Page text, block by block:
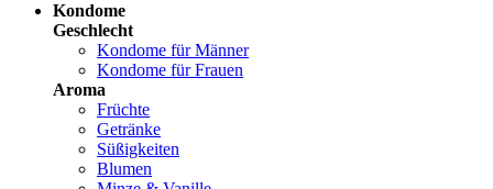
Kondome
Geschlecht
Kondome für Männer
Kondome für Frauen
Aroma
Früchte
Getränke
Süßigkeiten
Blumen